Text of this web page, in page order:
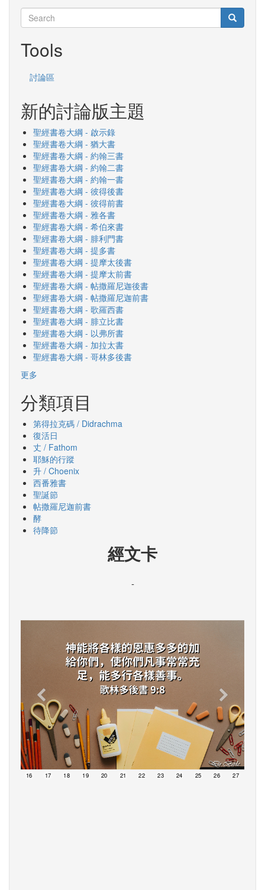
Search
Search Search
Tools
討論區
新的討論版主題
聖經書卷大綱 - 啟示錄
聖經書卷大綱 - 猶大書
聖經書卷大綱 - 約翰三書
聖經書卷大綱 - 約翰二書
聖經書卷大綱 - 約翰一書
聖經書卷大綱 - 彼得後書
聖經書卷大綱 - 彼得前書
聖經書卷大綱 - 雅各書
聖經書卷大綱 - 希伯來書
聖經書卷大綱 - 腓利門書
聖經書卷大綱 - 提多書
聖經書卷大綱 - 提摩太後書
聖經書卷大綱 - 提摩太前書
聖經書卷大綱 - 帖撒羅尼迦後書
聖經書卷大綱 - 帖撒羅尼迦前書
聖經書卷大綱 - 歌羅西書
聖經書卷大綱 - 腓立比書
聖經書卷大綱 - 以弗所書
聖經書卷大綱 - 加拉太書
聖經書卷大綱 - 哥林多後書
更多
分類項目
第得拉克碼 / Didrachma
復活日
丈 / Fathom
耶穌的行蹤
升 / Choenix
西番雅書
聖誕節
帖撒羅尼迦前書
酵
待降節
經文卡
-
16 17 18 19 20 21 22 23 24 25 26 27